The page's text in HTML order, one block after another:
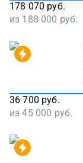
178 070 руб.
из 188 000 руб.
36 700 руб.
из45 000 руб.